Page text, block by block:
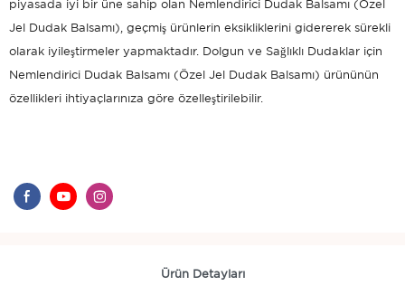
piyasada iyi bir üne sahip olan Nemlendirici Dudak Balsamı (Özel
Jel Dudak Balsamı), geçmiş ürünlerin eksikliklerini gidererek sürekli
olarak iyileştirmeler yapmaktadır. Dolgun ve Sağlıklı Dudaklar için
Nemlendirici Dudak Balsamı (Özel Jel Dudak Balsamı) ürününün
özellikleri ihtiyaçlarınıza göre özelleştirilebilir.
Ürün Detayları